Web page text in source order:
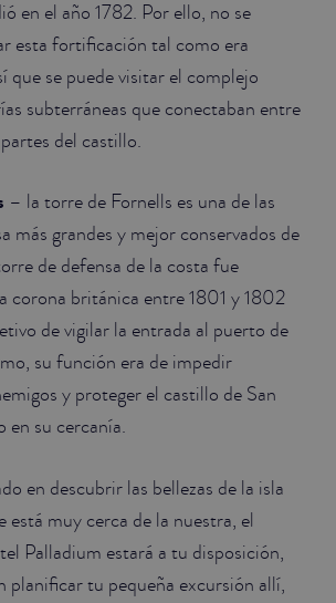
en el año 1782. Por ello, no se
esta fortificación tal como era
que se puede visitar el complejo
subterráneas que conectaban entre
del castillo.
– la torre de Fornells es una de las
más grandes y mejor conservados de
de defensa de la costa fue
corona británica entre 1801 y 1802
de vigilar la entrada al puerto de
su función era de impedir
y proteger el castillo de San
su cercanía.
en descubrir las bellezas de la isla
está muy cerca de la nuestra, el
Palladium estará a tu disposición,
planificar tu pequeña excursión allí,